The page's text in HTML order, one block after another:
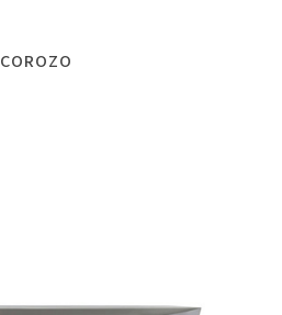
COROZO